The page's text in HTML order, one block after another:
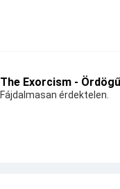
The Exorcism -
Fájdalmasan érdektelen.